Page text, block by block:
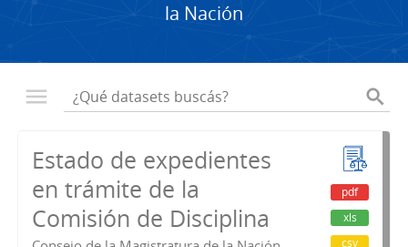
la Nación
Estado de expedientes
en trámite de la
Comisión de Disciplina
pdf
xls
csv